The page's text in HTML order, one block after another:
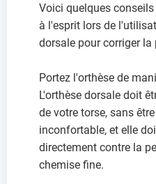
Voici quelques
à l'esprit lors de
dorsale pour corriger la
Portez l'orthèse de
L'orthèse dorsale doit
de votre torse, sans
inconfortable, et elle
directement contre la
chemise fine.